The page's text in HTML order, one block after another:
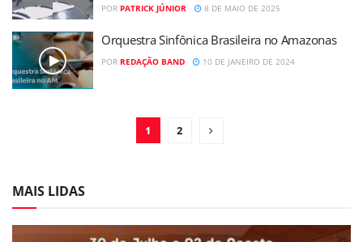
POR PATRICK JÚNIOR 8 DE MAIO DE 2025
Orquestra Sinfônica Brasileira no Amazonas
POR REDAÇÃO BAND 10 DE JANEIRO DE 2024
1 2
MAIS LIDAS